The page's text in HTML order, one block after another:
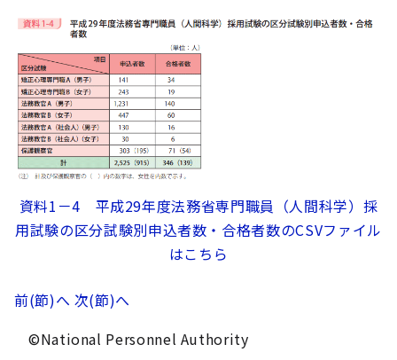
資料1－4 平成29年度法務省専門職員（人間科学）採
用試験の区分試験別申込者数・合格者数のCSVファイル
はこちら
前(節)へ 次(節)へ
©National Personnel Authority